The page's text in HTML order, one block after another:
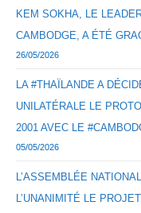
KEM SOKHA, LE
CAMBODGE, A ÉTÉ
26/05/2026
LA #THAÏLANDE A
UNILATÉRALE LE
2001 AVEC LE
05/05/2026
L’ASSEMBLÉE
L’UNANIMITÉ LE